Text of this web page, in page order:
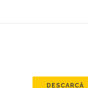
DESCARCĂ